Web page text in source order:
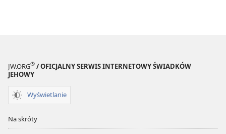
JW.ORG® / OFICJALNY SERWIS INTERNETOWY ŚWIADKÓW
JEHOWY
Wyświetlanie
Na skróty